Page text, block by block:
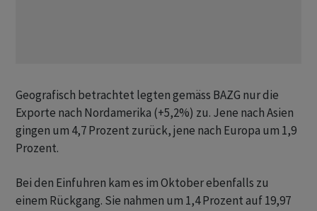
Geografisch betrachtet legten gemäss BAZG nur die
Exporte nach Nordamerika (+5,2%) zu. Jene nach Asien
gingen um 4,7 Prozent zurück, jene nach Europa um 1,9
Prozent.
Bei den Einfuhren kam es im Oktober ebenfalls zu
einem Rückgang. Sie nahmen um 1,4 Prozent auf 19,97